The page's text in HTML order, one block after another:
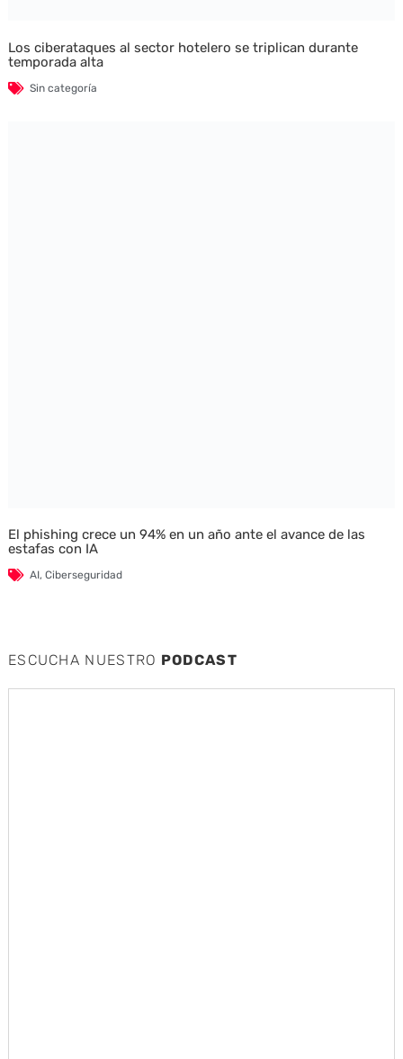
Los ciberataques al sector hotelero se triplican durante
temporada alta
Sin categoría
El phishing crece un 94% en un año ante el avance de las
estafas con IA
AI, Ciberseguridad
ESCUCHA NUESTRO PODCAST